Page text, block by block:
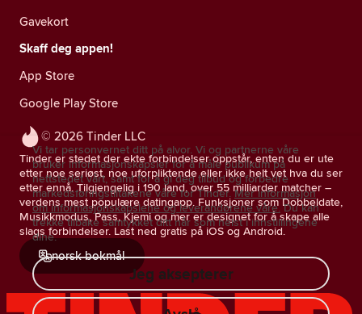
© 2026 Tinder LLC
Tinder er stedet der ekte forbindelser oppstår, enten du er ute
etter noe seriøst, noe uforpliktende eller ikke helt vet hva du ser
etter ennå. Tilgjengelig i 190 land, over 55 milliarder matcher –
verdens mest populære datingapp. Funksjoner som Dobbeldate,
Musikkmodus, Pass, Kjemi og mer er designet for å skape alle
slags forbindelser. Last ned gratis på iOS og Android.
norsk bokmål
Gavekort
Skaff deg appen!
App Store
Google Play Store
Vi tar personvernet ditt på alvor. Vi og partnerne våre
bruker informasjonskapsler for å måle publikum på
nettstedet vårt, samt for å gi deg tilbud og forbedre
markedsføringstiltakene våre for Tinder. Mer informasjon
om informasjonskapslene og leverandørene våre. Du kan
trekke tilbake samtykket ditt når som helst i innstillingene
dine.
Jeg aksepterer